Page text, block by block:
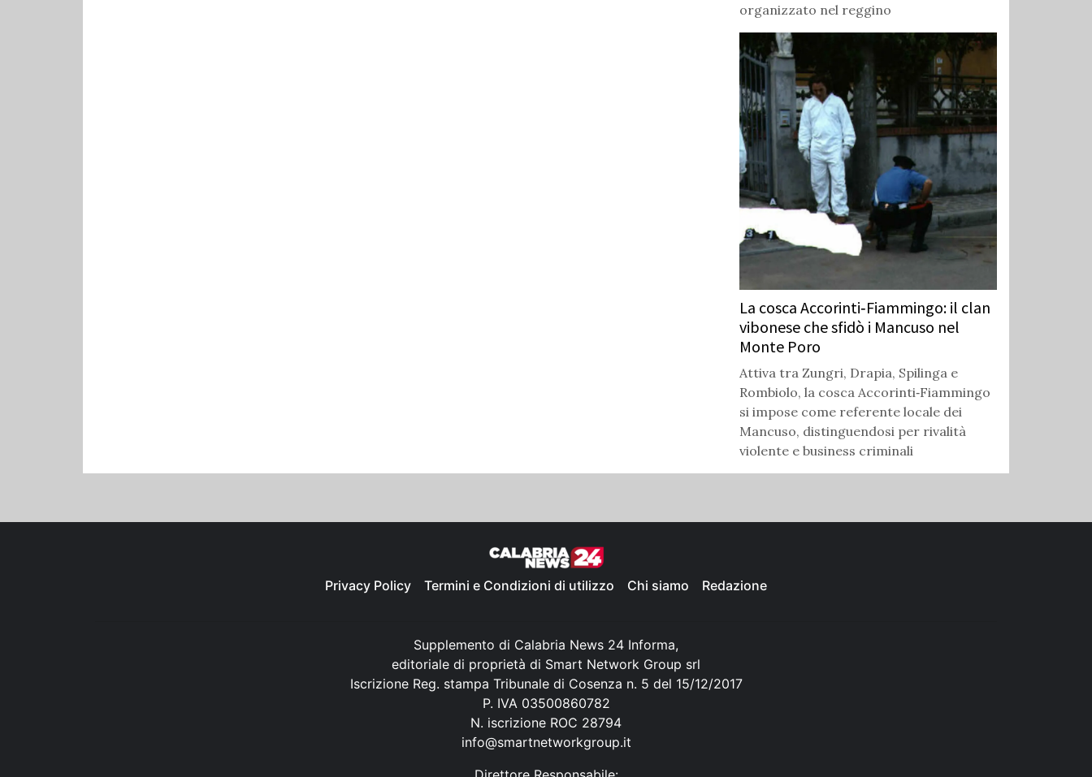
organizzato nel reggino
La cosca Accorinti‑Fiammingo: il clan
vibonese che sfidò i Mancuso nel
Monte Poro
Attiva tra Zungri, Drapia, Spilinga e
Rombiolo, la cosca Accorinti‑Fiammingo
si impose come referente locale dei
Mancuso, distinguendosi per rivalità
violente e business criminali
Privacy Policy Termini e Condizioni di utilizzo Chi siamo Redazione
Supplemento di Calabria News 24 Informa,
editoriale di proprietà di Smart Network Group srl
Iscrizione Reg. stampa Tribunale di Cosenza n. 5 del 15/12/2017
P. IVA 03500860782
N. iscrizione ROC 28794
info@smartnetworkgroup.it